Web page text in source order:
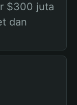
$300 juta
dan